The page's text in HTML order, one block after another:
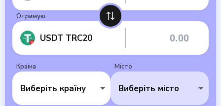
Отримую
USDT TRC20
Країна
Виберіть країну
Місто
Виберіть місто